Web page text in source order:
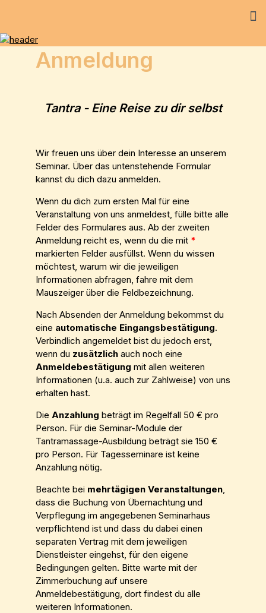
Anmeldung
Tantra - Eine Reise zu dir selbst
Wir freuen uns über dein Interesse an unserem
Seminar. Über das untenstehende Formular
kannst du dich dazu anmelden.
Wenn du dich zum ersten Mal für eine
Veranstaltung von uns anmeldest, fülle bitte alle
Felder des Formulares aus. Ab der zweiten
Anmeldung reicht es, wenn du die mit *
markierten Felder ausfüllst. Wenn du wissen
möchtest, warum wir die jeweiligen
Informationen abfragen, fahre mit dem
Mauszeiger über die Feldbezeichnung.
Nach Absenden der Anmeldung bekommst du
eine automatische Eingangsbestätigung.
Verbindlich angemeldet bist du jedoch erst,
wenn du zusätzlich auch noch eine
Anmeldebestätigung mit allen weiteren
Informationen (u.a. auch zur Zahlweise) von uns
erhalten hast.
Die Anzahlung beträgt im Regelfall 50 € pro
Person. Für die Seminar-Module der
Tantramassage-Ausbildung beträgt sie 150 €
pro Person. Für Tagesseminare ist keine
Anzahlung nötig.
Beachte bei mehrtägigen Veranstaltungen
dass die Buchung von Übernachtung und
Verpflegung im angegebenen Seminarhaus
verpflichtend ist und dass du dabei einen
separaten Vertrag mit dem jeweiligen
Dienstleister eingehst, für den eigene
Bedingungen gelten. Bitte warte mit der
Zimmerbuchung auf unsere
Anmeldebestätigung, dort findest du alle
weiteren Informationen.